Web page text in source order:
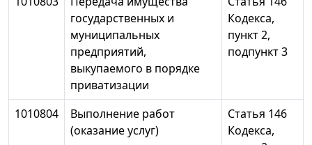
государственных и
муниципальных
предприятий,
выкупаемого в порядке
приватизации
Кодекса,
пункт 2,
подпункт 3
1010804
Выполнение работ
(оказание услуг)
Статья 146
Кодекса,